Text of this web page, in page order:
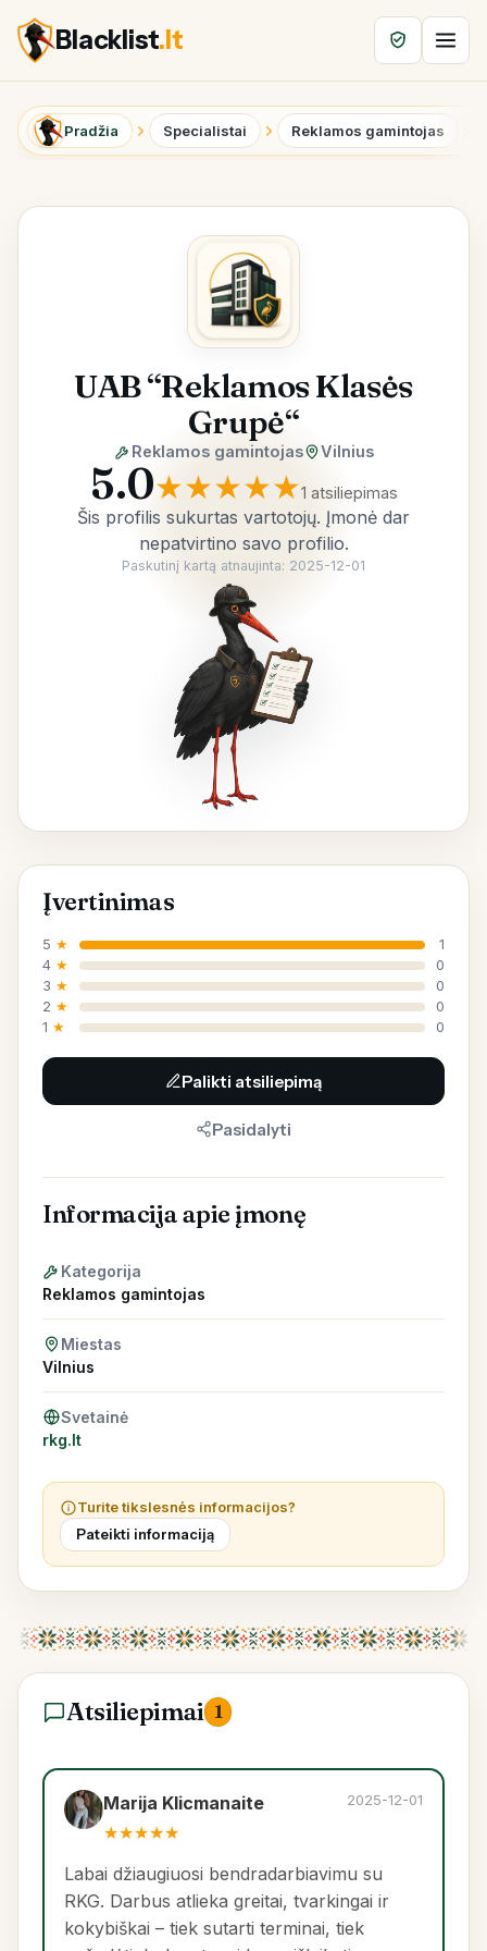
Blacklist.lt
Pradžia Specialistai Reklamos gamintojas
UAB “Reklamos Klasės
Grupė“
Reklamos gamintojas Vilnius
5.0★★★★★1 atsiliepimas
Šis profilis sukurtas vartotojų. Įmonė dar
nepatvirtino savo profilio.
Paskutinį kartą atnaujinta: 2025-12-01
Įvertinimas
5 ★
1
4 ★
0
3 ★
0
2 ★
0
1 ★ 0
Palikti atsiliepimą
Pasidalyti
Informacija apie įmonę
Kategorija
Reklamos gamintojas
Miestas
Vilnius
Svetainė
rkg.lt
Turite tikslesnės informacijos?
Pateikti informaciją
Atsiliepimai 1
Marija Klicmanaite
★★★★★
2025-12-01
Labai džiaugiuosi bendradarbiavimu su
RKG. Darbus atlieka greitai, tvarkingai ir
kokybiškai – tiek sutarti terminai, tiek